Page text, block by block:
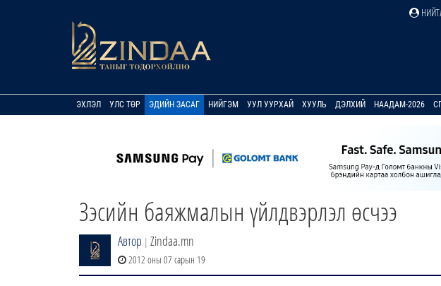
ЭХЛЭЛ УЛС ТӨР ЭДИЙН ЗАСАГ НИЙГЭМ УУЛ УУРХАЙ ХУУЛЬ ДЭЛХИЙ НААДАМ-2026
Зэсийн баяжмалын үйлдвэрлэл өсчээ
Автор | Zindaa.mn
2012 оны 07 сарын 19